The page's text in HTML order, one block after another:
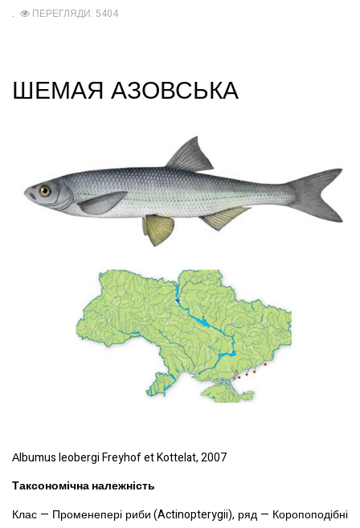
ПЕРЕГЛЯДИ: 5404
ШЕМАЯ АЗОВСЬКА
Аlbumus leobergi Freyhof et Kottelat, 2007
Таксономічна належність
Клас — Променепері риби (Actinopterygii), ряд — Коропоподібні